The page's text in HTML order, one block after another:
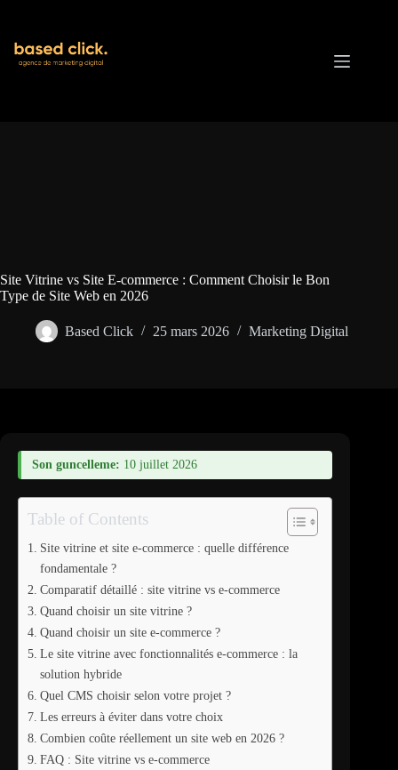
contenu
Site Vitrine vs Site E-commerce : Comment Choisir le Bon
Type de Site Web en 2026
Based Click 25 mars 2026 Marketing Digital
Son guncelleme: 10 juillet 2026
Table of Contents
Site vitrine et site e-commerce : quelle différence
fondamentale ?
Comparatif détaillé : site vitrine vs e-commerce
Quand choisir un site vitrine ?
Quand choisir un site e-commerce ?
Le site vitrine avec fonctionnalités e-commerce : la
solution hybride
Quel CMS choisir selon votre projet ?
Les erreurs à éviter dans votre choix
Combien coûte réellement un site web en 2026 ?
FAQ : Site vitrine vs e-commerce